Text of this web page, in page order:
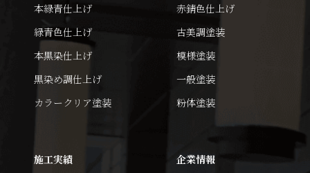
本緑青仕上げ
緑青色仕上げ
本黒染仕上げ
黒染め調仕上げ
カラークリア塗装
赤錆色仕上げ
古美調塗装
模様塗装
一般塗装
粉体塗装
施工実績
企業情報